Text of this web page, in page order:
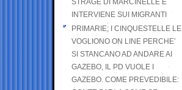
STRAGE DI MARCINELLE E
INTERVIENE SUI MIGRANTI
PRIMARIE; I CINQUESTELLE LE
VOGLIONO ON LINE PERCHE’
SI STANCANO AD ANDARE AI
GAZEBO, IL PD VUOLE I
GAZEBO. COME PREVEDIBILE: